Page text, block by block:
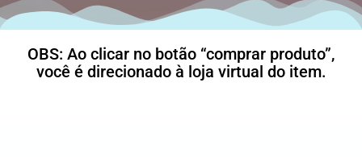
OBS: Ao clicar no botão “comprar produto”,
você é direcionado à loja virtual do item.